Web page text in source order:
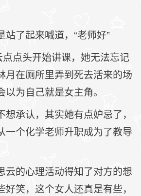
站了起来喊道，“老师好”
点点头开始讲课，她无法忘记
月在厕所里弄到死去活来的场
为自己就是女主角。
想承认，其实她有点妒忌了，
一个化学老师升职成为了教导
云的心理活动得知了对方的想
笑，这个女人还真是有些，